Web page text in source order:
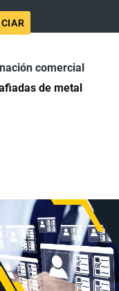
comercial
de metal